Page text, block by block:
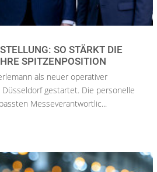
SO STÄRKT DIE
SPITZENPOSITION
als neuer operativer
gestartet. Die personelle
Messeverantwortlic...